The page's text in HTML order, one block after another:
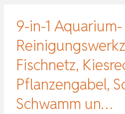
9-in-1 Aquarium-
Fischnetz,
Pflanzengabel,
Schwamm un…